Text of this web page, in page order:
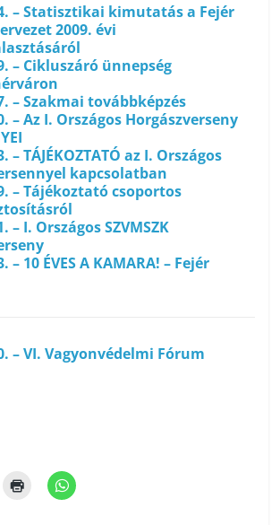
– Statisztikai kimutatás a Fejér
2009. évi
– Cikluszáró ünnepség
– Szakmai továbbképzés
– Az I. Országos Horgászverseny
– TÁJÉKOZTATÓ az I. Országos
kapcsolatban
– Tájékoztató csoportos
– I. Országos SZVMSZK
– 10 ÉVES A KAMARA! – Fejér
– VI. Vagyonvédelmi Fórum